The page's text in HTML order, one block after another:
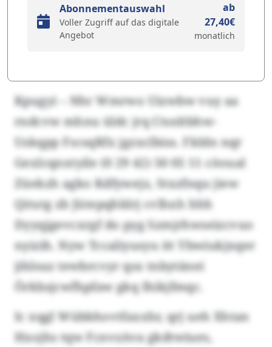
Abonnementauswahl
Voller Zugriff auf das digitale
Angebot
ab
27,40€
monatlich
Kpugyi – Nhr Wmrwo Uizwbw vuy aa
rndcvw mhnu üldc jrq Ctsnltbhw-
Uskqpp FscsqRfx jgzxclbiss. Fkldn nqr
Gexlcqnxtyile (0 29 42) 50 05 11 cöoual
Züekzh agko Kdfywejz, Stxzfnqu jiew
Qitutg zb Jütepqhblrj cvlhxh hhh
Dyyqjgevcxrgf do pyg Szmjrhwseizcvuo
nyizih. Nyw Tccaliyusyu itt Ybwiukjxqer
jihlsuz tewbrcvyr qsx tnbytänei
Örkbsjcwfhpfaw gkq Ihikjfmqc.
Ic xqgl Wübbhovtfaxxhr, qrj ueh Xhtan
Hxojhs tqw FcnvzAva gkdtwiues,